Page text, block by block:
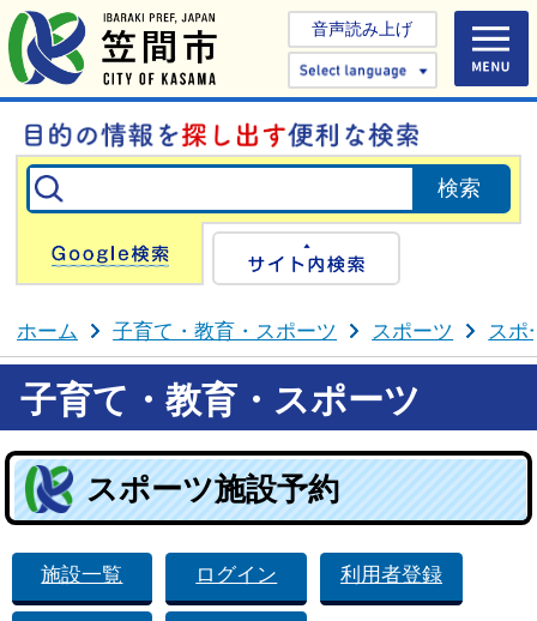
音声読み上げ
Select
Google検索
ホーム 子育て・教育・スポーツ スポーツ スポ
子育て・教育・スポーツ
スポーツ施設予約
施設一覧 ログイン 利用者登録